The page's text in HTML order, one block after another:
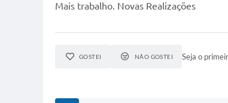
Mais trabalho. Novas Realizações
GOSTEI NÃO GOSTEI Seja o